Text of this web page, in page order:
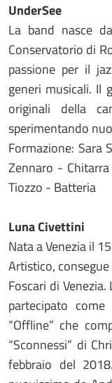
UnderSee
La band nasce
Conservatorio di
passione per il
generi musicali. Il
originali della
sperimentando
Formazione: Sara
Zennaro -
Tiozzo - Batteria
Luna Civettini
Nata a Venezia il
Artistico,
Foscari di
partecipato
“Offline” che
“Sconnessi” di
febbraio del